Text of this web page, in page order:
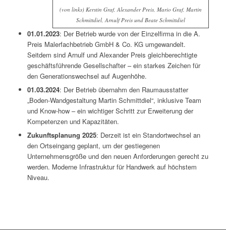
(von links) Kerstin Graf, Alexander Preis, Mario Graf, Martin
Schmittdiel, Arnulf Preis und Beate Schmittdiel
01.01.2023: Der Betrieb wurde von der Einzelfirma in die A.
Preis Malerfachbetrieb GmbH & Co. KG umgewandelt.
Seitdem sind Arnulf und Alexander Preis gleichberechtigte
geschäftsführende Gesellschafter – ein starkes Zeichen für
den Generationswechsel auf Augenhöhe.
01.03.2024: Der Betrieb übernahm den Raumausstatter
„Boden-Wandgestaltung Martin Schmittdiel“, inklusive Team
und Know-how – ein wichtiger Schritt zur Erweiterung der
Kompetenzen und Kapazitäten.
Zukunftsplanung 2025: Derzeit ist ein Standortwechsel an
den Ortseingang geplant, um der gestiegenen
Unternehmensgröße und den neuen Anforderungen gerecht zu
werden. Moderne Infrastruktur für Handwerk auf höchstem
Niveau.